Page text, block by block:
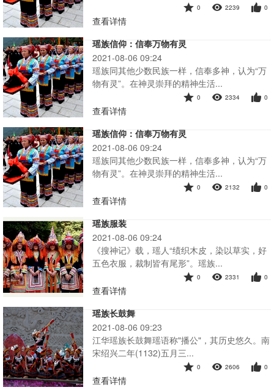
0 2239 0
查看详情
瑶族信仰：信奉万物有灵
2021-08-06 09:24
瑶族同其他少数民族一样，信奉多神，认为“万
物有灵”。在神灵崇拜的精神生活...
0 2334 0
查看详情
瑶族信仰：信奉万物有灵
2021-08-06 09:24
瑶族同其他少数民族一样，信奉多神，认为“万
物有灵”。在神灵崇拜的精神生活...
0 2132 0
查看详情
瑶族服装
2021-08-06 09:24
《搜神记》载，瑶人“绩织木皮，染以草实，好
五色衣服，裁制皆有尾形”。瑶族...
0 2331 0
查看详情
瑶族长鼓舞
2021-08-06 09:23
江华瑶族长鼓舞瑶语称"播公"，其历史悠久。南
宋绍兴二年(1132)五月三...
0 2606 0
查看详情